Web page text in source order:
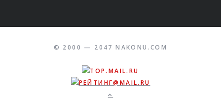
© 2000 — 2047 NAKONU.COM